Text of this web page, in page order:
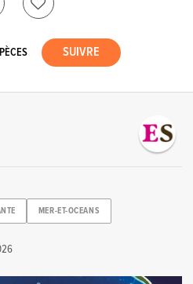
MER-ET-OCEANS